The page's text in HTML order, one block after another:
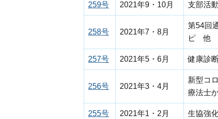
259号 2021年9・10月 支部活
258号 2021年7・8月
第54回
ピ 他
257号 2021年5・6月 健康診
256号 2021年3・4月
新型コ
療法士
255号 2021年1・2月 生協強